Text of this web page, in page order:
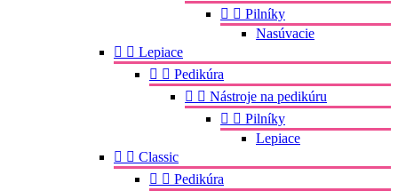
  Pilníky
Nasúvacie
  Lepiace
  Pedikúra
  Nástroje na pedikúru
  Pilníky
Lepiace
  Classic
  Pedikúra